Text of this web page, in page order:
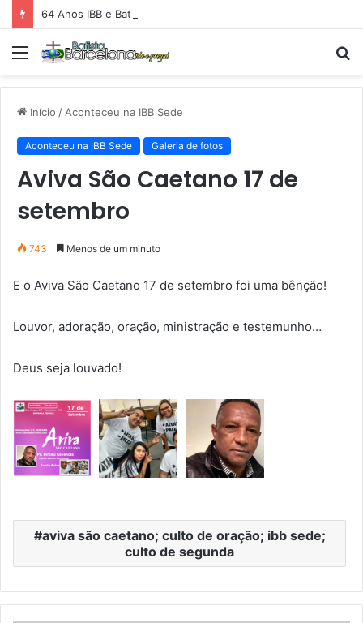
64 Anos IBB e Batismo
Menu
Início / Aconteceu na IBB Sede
Aconteceu na IBB Sede Galeria de fotos
Aviva São Caetano 17 de
setembro
743 Menos de um minuto
E o Aviva São Caetano 17 de setembro foi uma bênção!
Louvor, adoração, oração, ministração e testemunho…
Deus seja louvado!
aviva são caetano; culto de oração; ibb sede;
culto de segunda